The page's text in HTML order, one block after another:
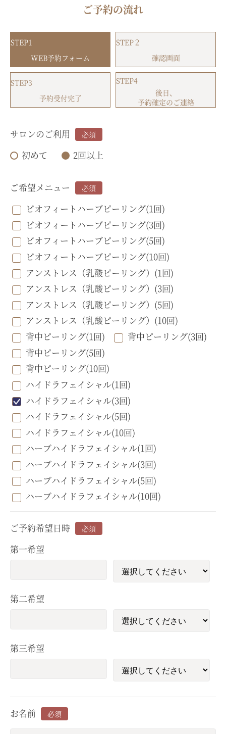
ご予約の流れ
STEP1
WEB予約フォーム
STEP２
確認画面
STEP3
予約受付完了
STEP4
後日、
予約確定のご連絡
サロンのご利用 必須
初めて 2回以上
ご希望メニュー 必須
ビオフィートハーブピーリング(1回)
ビオフィートハーブピーリング(3回)
ビオフィートハーブピーリング(5回)
ビオフィートハーブピーリング(10回)
アンストレス（乳酸ピーリング）(1回)
アンストレス（乳酸ピーリング）(3回)
アンストレス（乳酸ピーリング）(5回)
アンストレス（乳酸ピーリング）(10回)
背中ピーリング(1回)
背中ピーリング(3回)
背中ピーリング(5回)
背中ピーリング(10回)
ハイドラフェイシャル(1回)
ハイドラフェイシャル(3回)
ハイドラフェイシャル(5回)
ハイドラフェイシャル(10回)
ハーブハイドラフェイシャル(1回)
ハーブハイドラフェイシャル(3回)
ハーブハイドラフェイシャル(5回)
ハーブハイドラフェイシャル(10回)
ご予約希望日時 必須
第一希望
第二希望
第三希望
お名前 必須